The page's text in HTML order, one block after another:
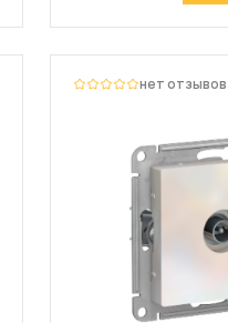
нет отзывов